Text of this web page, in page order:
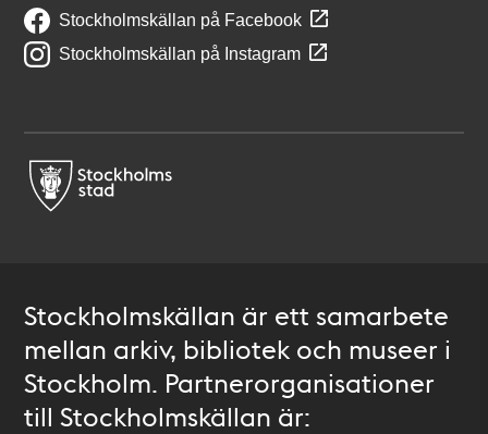
Stockholmskällan på Facebook
Stockholmskällan på Instagram
Stockholmskällan är ett samarbete
mellan arkiv, bibliotek och museer i
Stockholm. Partnerorganisationer
till Stockholmskällan är: